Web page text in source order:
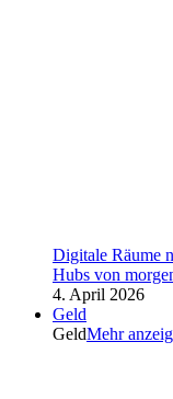
Digitale Räume
Hubs von
4. April 2026
Geld
GeldMehr